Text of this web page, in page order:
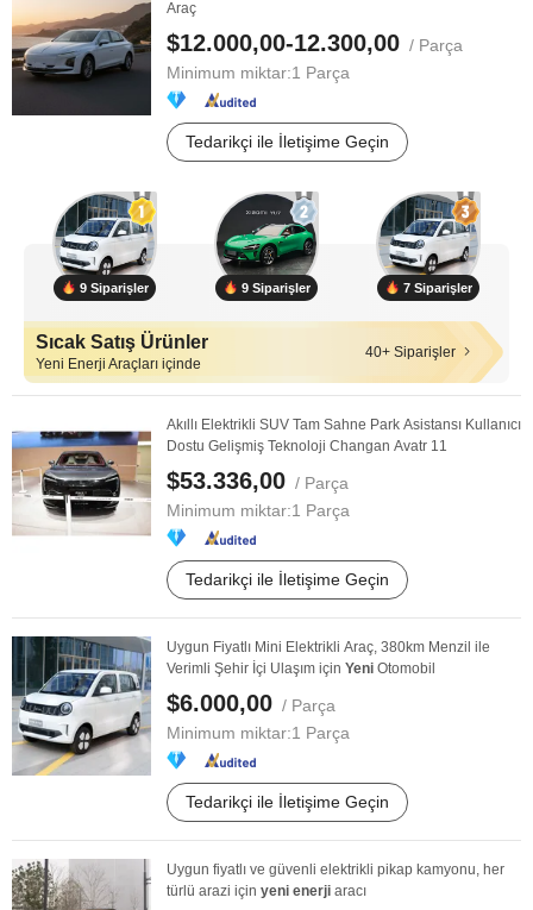
Araç
$12.000,00-12.300,00 / Parça
Minimum miktar:1 Parça
Tedarikçi ile İletişime Geçin
9 Siparişler 9 Siparişler 7 Siparişler
Sıcak Satış Ürünler
Yeni Enerji Araçları içinde
40+ Siparişler
Akıllı Elektrikli SUV Tam Sahne Park Asistansı Kullanıcı
Dostu Gelişmiş Teknoloji Changan Avatr 11
$53.336,00 / Parça
Minimum miktar:1 Parça
Tedarikçi ile İletişime Geçin
Uygun Fiyatlı Mini Elektrikli Araç, 380km Menzil ile
Verimli Şehir İçi Ulaşım için Yeni Otomobil
$6.000,00 / Parça
Minimum miktar:1 Parça
Tedarikçi ile İletişime Geçin
Uygun fiyatlı ve güvenli elektrikli pikap kamyonu, her
türlü arazi için yeni enerji aracı